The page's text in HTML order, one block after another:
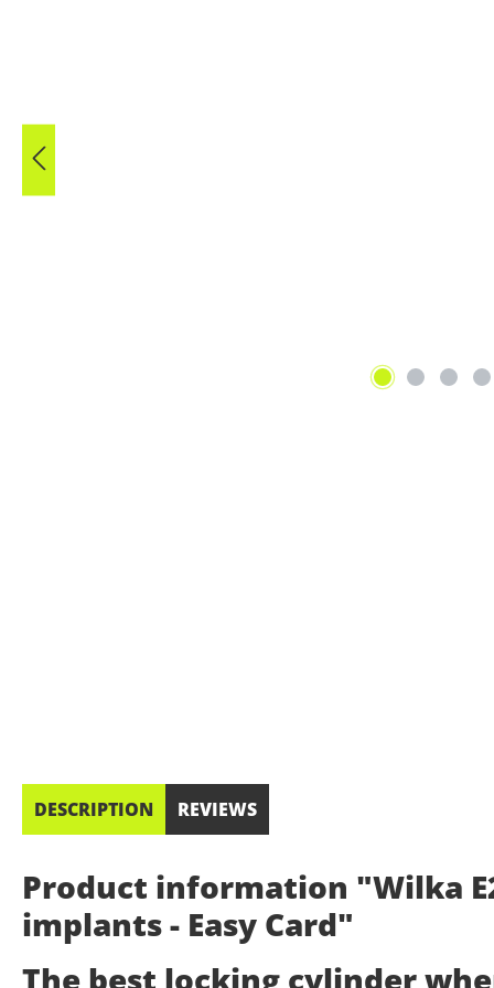
DESCRIPTION REVIEWS
Product information "Wilka
implants - Easy Card"
The best locking cylinder